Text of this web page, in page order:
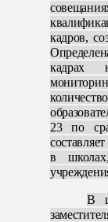
кадров,
кадрах
23 по
в
В